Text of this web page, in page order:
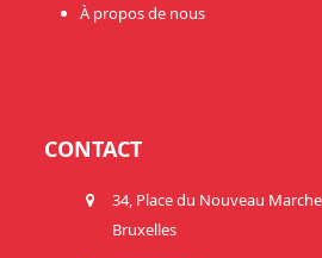
À propos de nous
CONTACT
34, Place du Nouveau
Bruxelles